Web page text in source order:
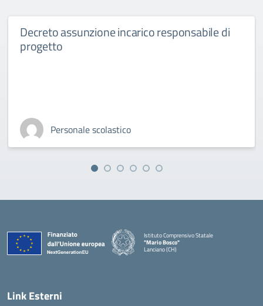
Decreto assunzione incarico responsabile di
progetto
Personale scolastico
Istituto Comprensivo Statale
"Mario Bosco"
Lanciano (CH)
Link Esterni